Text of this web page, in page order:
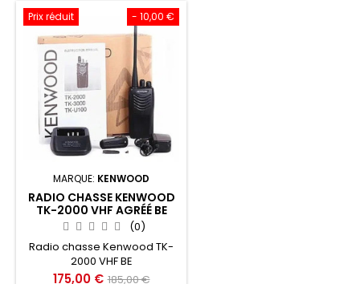
- 10,00 €
Prix réduit
MARQUE: KENWOOD
RADIO CHASSE KENWOOD
TK-2000 VHF AGRÉÉ BE
(0)
Radio chasse Kenwood TK-
2000 VHF BE
Prix
175,00 € Prix
185,00 €